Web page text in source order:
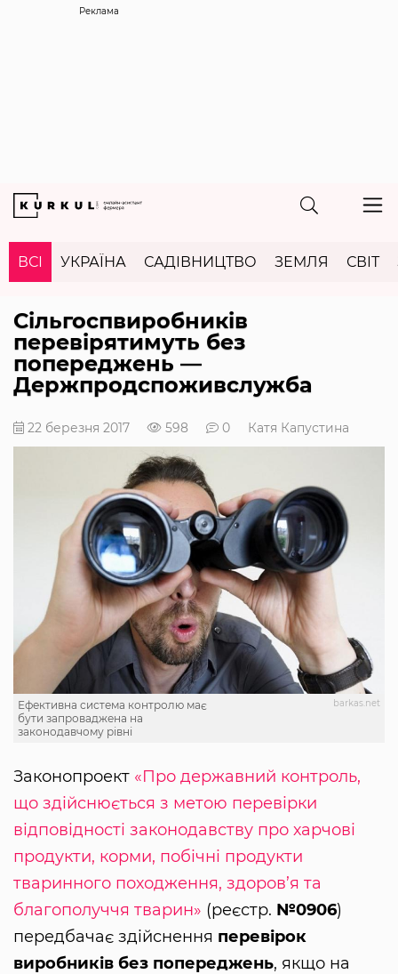
Реклама
ВСІ УКРАЇНА САДІВНИЦТВО ЗЕМЛЯ СВІТ
Сільгоспвиробників
перевірятимуть без
попереджень —
Держпродспоживслужба
22 березня 2017 598 0 Катя Капустина
barkas.net
Ефективна система контролю має
бути запроваджена на
законодавчому рівні
Законопроект «Про державний контроль,
що здійснюється з метою перевірки
відповідності законодавству про харчові
продукти, корми, побічні продукти
тваринного походження, здоров’я та
благополуччя тварин» (реєстр. №0906)
передбачає здійснення перевірок
виробників без попереджень, якщо на